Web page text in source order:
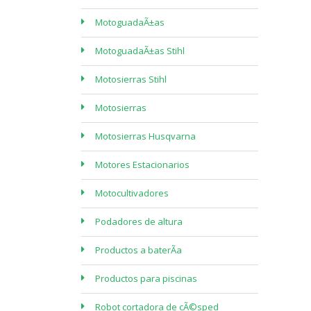
MotoguadaÃ±as
MotoguadaÃ±as Stihl
Motosierras Stihl
Motosierras
Motosierras Husqvarna
Motores Estacionarios
Motocultivadores
Podadores de altura
Productos a baterÃ­a
Productos para piscinas
Robot cortadora de cÃ©sped